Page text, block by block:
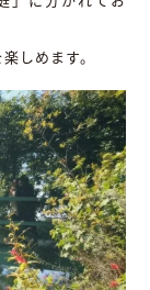
しめます。